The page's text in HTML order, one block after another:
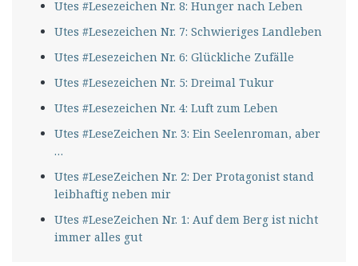
Utes #Lesezeichen Nr. 8: Hunger nach Leben
Utes #Lesezeichen Nr. 7: Schwieriges Landleben
Utes #Lesezeichen Nr. 6: Glückliche Zufälle
Utes #Lesezeichen Nr. 5: Dreimal Tukur
Utes #Lesezeichen Nr. 4: Luft zum Leben
Utes #LeseZeichen Nr. 3: Ein Seelenroman, aber
…
Utes #LeseZeichen Nr. 2: Der Protagonist stand
leibhaftig neben mir
Utes #LeseZeichen Nr. 1: Auf dem Berg ist nicht
immer alles gut